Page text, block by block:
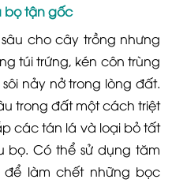
bọ tận gốc
cho cây trồng nhưng
túi trứng, kén côn trùng
nảy nở trong lòng đất.
trong đất một cách triệt
các tán lá và loại bỏ tất
bọ. Có thể sử dụng tăm
để làm chết những bọc